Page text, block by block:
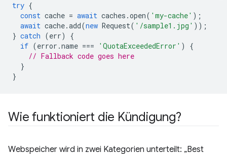
try {
const cache = await caches .open( 'my-cache' );
await cache.add(new Request( '/sample1.jpg' ));
} catch (err)
{
if (error .name === 'QuotaExceededError' )
{
// Fallback code goes here
}
}
Wie funktioniert die Kündigung?
Webspeicher wird in zwei Kategorien unterteilt: „Best